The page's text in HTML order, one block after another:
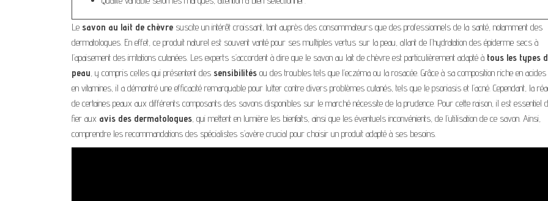
Le savon au lait de chèvre suscite un intérêt croissant, tant auprès des consommateurs que des professionnels de la santé, notamment des
dermatologues. En effet, ce produit naturel est souvent vanté pour ses multiples vertus sur la peau, allant de l’hydratation des épiderme secs à
l’apaisement des irritations cutanées. Les experts s’accordent à dire que le savon au lait de chèvre est particulièrement adapté à tous les types
peau , y compris celles qui présentent des sensibilités ou des troubles tels que l’eczéma ou la rosacée. Grâce à sa composition riche en
en vitamines, il a démontré une efficacité remarquable pour lutter contre divers problèmes cutanés, tels que le psoriasis et l’acné. Cependant, la
de certaines peaux aux différents composants des savons disponibles sur le marché nécessite de la prudence. Pour cette raison, il est essentiel
fier aux avis des dermatologues , qui mettent en lumière les bienfaits, ainsi que les éventuels inconvénients, de l’utilisation de ce savon. Ainsi,
comprendre les recommandations des spécialistes s’avère crucial pour choisir un produit adapté à ses besoins.